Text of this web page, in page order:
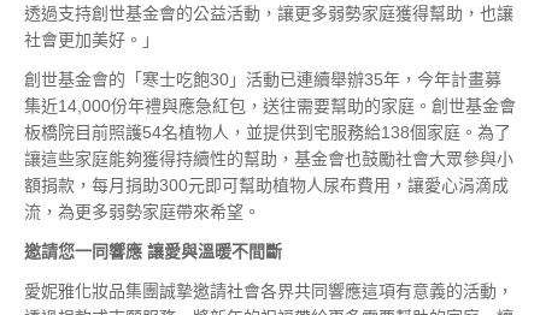
透過支持創世基金會的公益活動，讓更多弱勢家庭獲得幫助，也讓
社會更加美好。」
創世基金會的「寒士吃飽30」活動已連續舉辦35年，今年計畫募
集近14,000份年禮與應急紅包，送往需要幫助的家庭。創世基金會
板橋院目前照護54名植物人，並提供到宅服務給138個家庭。為了
讓這些家庭能夠獲得持續性的幫助，基金會也鼓勵社會大眾參與小
額捐款，每月捐助300元即可幫助植物人尿布費用，讓愛心涓滴成
流，為更多弱勢家庭帶來希望。
邀請您一同響應 讓愛與溫暖不間斷
愛妮雅化妝品集團誠摯邀請社會各界共同響應這項有意義的活動，